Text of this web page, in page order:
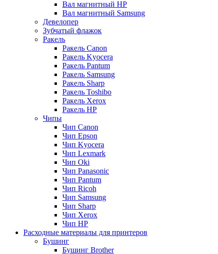
Вал магнитный HP
Вал магнитный Samsung
Девелопер
Зубчатый флажок
Ракель
Ракель Canon
Ракель Kyocera
Ракель Pantum
Ракель Samsung
Ракель Sharp
Ракель Toshibo
Ракель Xerox
Ракель НР
Чипы
Чип Canon
Чип Epson
Чип Kyocera
Чип Lexmark
Чип Oki
Чип Panasonic
Чип Pantum
Чип Ricoh
Чип Samsung
Чип Sharp
Чип Xerox
Чип НР
Расходные материалы для принтеров
Бушинг
Бушинг Brother